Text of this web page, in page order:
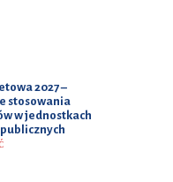
2027 –
stosowania
w jednostkach